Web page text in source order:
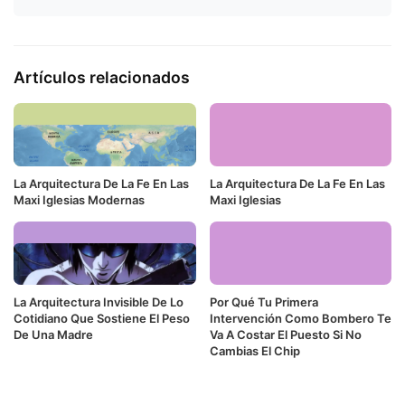
Artículos relacionados
La Arquitectura De La Fe En Las
Maxi Iglesias Modernas
La Arquitectura De La Fe En Las
Maxi Iglesias
La Arquitectura Invisible De Lo
Cotidiano Que Sostiene El Peso
De Una Madre
Por Qué Tu Primera
Intervención Como Bombero Te
Va A Costar El Puesto Si No
Cambias El Chip